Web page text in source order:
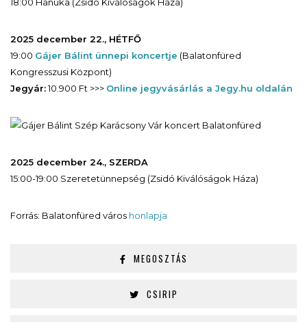
2025 december 22., HÉTFŐ
19:00 Gájer Bálint ünnepi koncertje (Balatonfüred
Kongresszusi Központ)
Jegyár:10.900 Ft >>> Online jegyvásárlás a Jegy.hu oldalán
2025 december 24., SZERDA
15:00-19:00 Szeretetünnepség (Zsidó Kiválóságok Háza)
Forrás: Balatonfüred város honlapja
MEGOSZTÁS
CSIRIP